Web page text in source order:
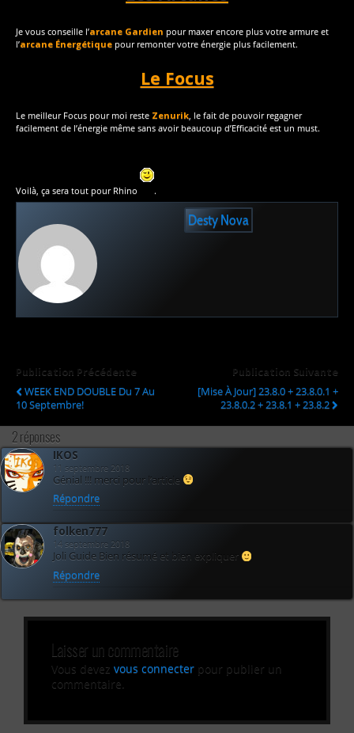
Je vous conseille l’arcane Gardien pour maxer encore plus votre armure et
l’arcane Énergétique pour remonter votre énergie plus facilement.
Le Focus
Le meilleur Focus pour moi reste Zenurik , le fait de pouvoir regagner
facilement de l’énergie même sans avoir beaucoup d’Efficacité est un must.
Voilà, ça sera tout pour Rhino .
Desty Nova
Publication Précédente
WEEK END DOUBLE Du 7 Au
10 Septembre!
Publication Suivante
[Mise À Jour] 23.8.0 + 23.8.0.1 +
23.8.0.2 + 23.8.1 + 23.8.2
2 réponses
IKOS
11 septembre 2018
Génial !!! merci pour l’article
Répondre
folken777
14 septembre 2018
Joli Guide Bien résumé et bien expliquer
Répondre
Laisser un commentaire
Vous devez vous connecter pour publier un
commentaire.